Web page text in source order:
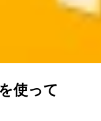
使って